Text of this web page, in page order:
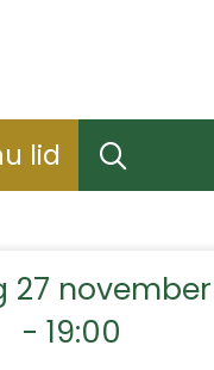
lid
27
- 19:00